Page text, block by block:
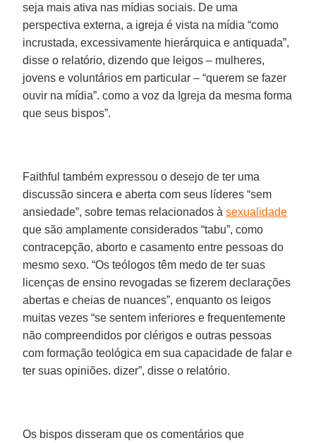
seja mais ativa nas mídias sociais. De uma
perspectiva externa, a igreja é vista na mídia “como
incrustada, excessivamente hierárquica e antiquada”,
disse o relatório, dizendo que leigos – mulheres,
jovens e voluntários em particular – “querem se fazer
ouvir na mídia”. como a voz da Igreja da mesma forma
que seus bispos”.
Faithful também expressou o desejo de ter uma
discussão sincera e aberta com seus líderes “sem
ansiedade”, sobre temas relacionados àsexualidade
que são amplamente considerados “tabu”, como
contracepção, aborto e casamento entre pessoas do
mesmo sexo. “Os teólogos têm medo de ter suas
licenças de ensino revogadas se fizerem declarações
abertas e cheias de nuances”, enquanto os leigos
muitas vezes “se sentem inferiores e frequentemente
não compreendidos por clérigos e outras pessoas
com formação teológica em sua capacidade de falar e
ter suas opiniões. dizer”, disse o relatório.
Os bispos disseram que os comentários que